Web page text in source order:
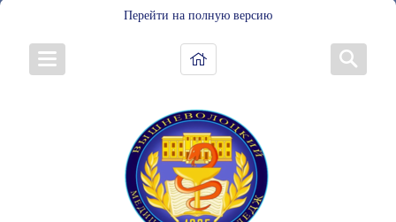
Перейти на полную версию